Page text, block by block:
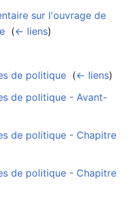
sur l'ouvrage de
(← liens)
de politique (← liens)
de politique - Avant-
de politique - Chapitre
de politique - Chapitre